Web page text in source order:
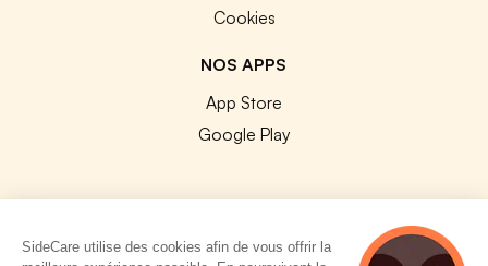
Cookies
NOS APPS
App Store
Google Play
SideCare utilise des cookies afin de vous offrir la